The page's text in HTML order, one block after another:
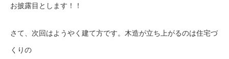
お披露目とします！！
さて、次回はようやく建て方です。木造が立ち上がるのは住宅づ
くりの